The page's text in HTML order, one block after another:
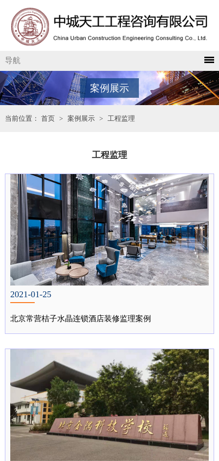
导航
案例展示
当前位置： 首页 > 案例展示 > 工程监理
工程监理
2021-01-25
北京常营桔子水晶连锁酒店装修监理案例